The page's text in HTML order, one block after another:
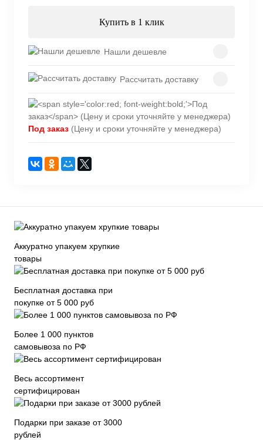
Купить в 1 клик
Нашли дешевле
Рассчитать доставку
Под заказ (Цену и сроки уточняйте у менеджера)
Аккуратно упакуем хрупкие
товары
Бесплатная доставка при
покупке от 5 000 руб
Более 1 000 пунктов
самовывоза по РФ
Весь ассортимент
сертифицирован
Подарки при заказе от 3000
рублей